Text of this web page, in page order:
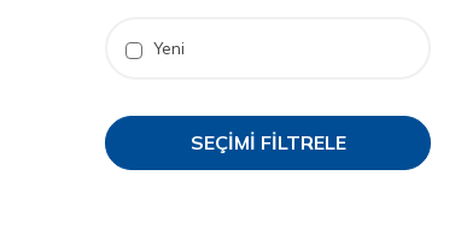
Yeni
SEÇIMI FILTRELE